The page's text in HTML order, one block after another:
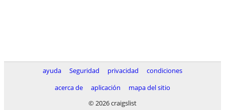
ayuda Seguridad privacidad
condiciones
acerca de
aplicación
mapa del sitio
© 2026 craigslist